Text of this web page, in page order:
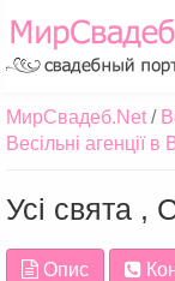
МирСвадеб.Net
Весільні агенції в
Усі свята ,
Опис